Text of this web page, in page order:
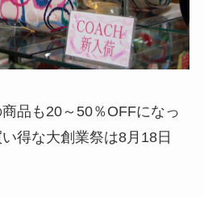
品も20～50％OFFになっ
得な大創業祭は8月18日